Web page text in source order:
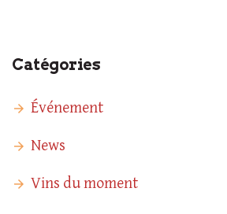
Catégories
Événement
News
Vins du moment